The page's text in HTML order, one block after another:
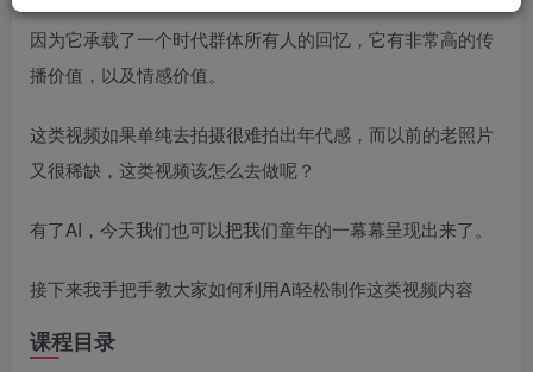
因为它承载了一个时代群体所有人的回忆，它有非常高的传
播价值，以及情感价值。
这类视频如果单纯去拍摄很难拍出年代感，而以前的老照片
又很稀缺，这类视频该怎么去做呢？
有了AI，今天我们也可以把我们童年的一幕幕呈现出来了。
接下来我手把手教大家如何利用Ai轻松制作这类视频内容
课程目录